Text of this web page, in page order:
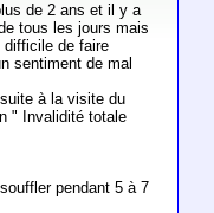
de 2 ans et il y a
tous les jours mais
de faire
sentiment de mal
à la visite du
" Invalidité totale
pendant 5 à 7